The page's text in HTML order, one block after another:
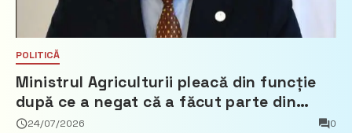
POLITICĂ
Ministrul Agriculturii pleacă din funcție
după ce a negat că a făcut parte din
Partidul Democrat
24/07/2026 0